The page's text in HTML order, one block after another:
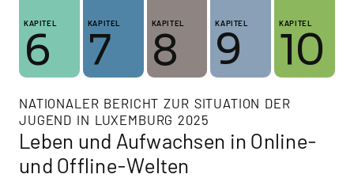
KAPITEL
6
KAPITEL
7
KAPITEL
8
KAPITEL
9
KAPITEL
10
NATIONALER BERICHT ZUR SITUATION DER
JUGEND IN LUXEMBURG 2025
Leben und Aufwachsen in Online-
und Offline-Welten